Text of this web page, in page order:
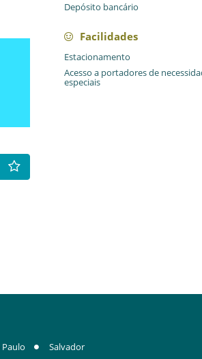
Depósito bancário
Facilidades
Estacionamento
Acesso a portadores de
especiais
Paulo
Salvador